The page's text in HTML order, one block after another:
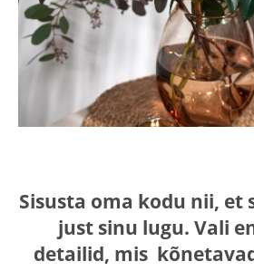
Sisusta oma kodu nii, et
just sinu lugu. Vali
detailid, mis